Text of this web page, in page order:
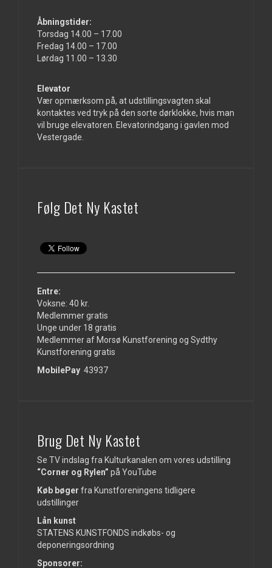
Åbningstider:
Torsdag 14.00 – 17.00
Fredag 14.00 – 17.00
Lørdag 11.00 – 13.30
Elevator
Vær opmærksom på, at udstillingsvagten skal
kontaktes ved tryk på den sorte dørklokke, hvis man
vil bruge elevatoren. Elevatorindgang i gavlen mod
Vestergade.
Følg Det Ny Kastet
Entre:
Voksne: 40 kr.
Medlemmer gratis
Unge under 18 gratis
Medlemmer af Morsø Kunstforening og Sydthy
Kunstforening gratis
MobilePay 43937
Brug Det Ny Kastet
Se TV indslag fra Kulturkanalen om vores udstilling
“Corner og Rylen” på YouTube
Køb bøger fra Kunstforeningens tidligere
udstillinger
Lån kunst
STATENS KUNSTFONDS indkøbs- og
deponeringsordning
Sponsorer: